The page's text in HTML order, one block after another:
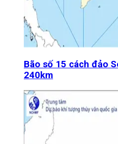
Bão số 15 cách đảo
240km